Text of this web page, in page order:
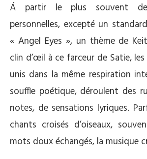
Á partir le plus souvent de
personnelles, excepté un
« Angel Eyes », un thème de
clin d’œil à ce farceur de Satie,
unis dans la même respiration
souffle poétique, déroulent des
notes, de sensations lyriques.
chants croisés d’oiseaux,
mots doux échangés, la musique